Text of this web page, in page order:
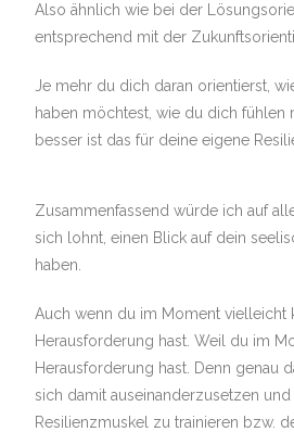
Also ähnlich wie bei der
entsprechend mit der
Je mehr du dich daran orientierst,
haben möchtest, wie du dich fühlen
besser ist das für deine eigene
Zusammenfassend würde ich auf
sich lohnt, einen Blick auf dein
haben.
Auch wenn du im Moment vielleicht
Herausforderung hast. Weil du im
Herausforderung hast. Denn genau
sich damit auseinanderzusetzen und
Resilienzmuskel zu trainieren bzw.